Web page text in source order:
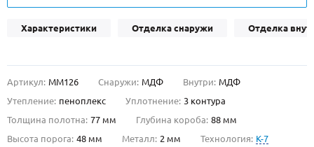
О НАС
КОНТАКТЫ
Характеристики Отделка снаружи Отделка
Артикул: ММ126 Снаружи: МДФ Внутри: МДФ
Утепление: пеноплекс Уплотнение: 3 контура
Толщина полотна: 77 мм Глубина короба: 88 мм
Высота порога: 48 мм Металл: 2 мм Технология: K-7